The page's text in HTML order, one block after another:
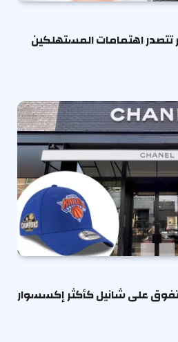
تتصدر اهتمامات المستهلكين
على شانيل كأكثر إكسسوار